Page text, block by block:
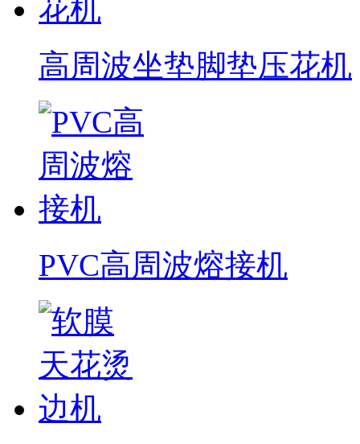
高周波坐垫脚垫压花机
PVC高周波熔接机